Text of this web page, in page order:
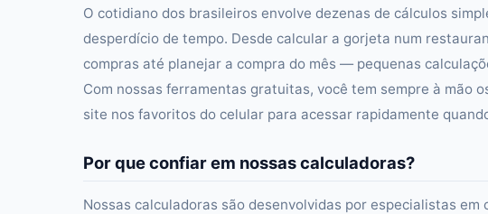
O cotidiano dos brasileiros envolve dezenas de cálculos
desperdício de tempo. Desde calcular a gorjeta num
compras até planejar a compra do mês — pequenas
Com nossas ferramentas gratuitas, você tem sempre à mão
site nos favoritos do celular para acessar rapidamente
Por que confiar em nossas calculadoras?
Nossas calculadoras são desenvolvidas por especialistas